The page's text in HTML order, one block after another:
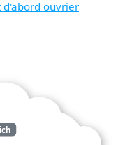
d'abord ouvrier